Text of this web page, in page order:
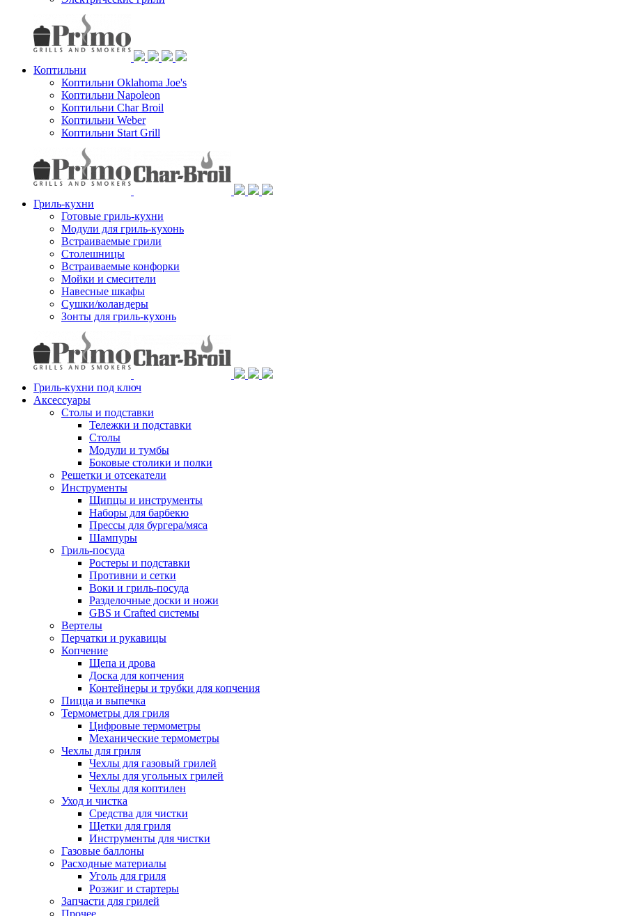
Коптильни
Коптильни Oklahoma Joe's
Коптильни Napoleon
Коптильни Char Broil
Коптильни Weber
Коптильни Start Grill
Гриль-кухни
Готовые гриль-кухни
Модули для гриль-кухонь
Встраиваемые грили
Столешницы
Встраиваемые конфорки
Мойки и смесители
Навесные шкафы
Сушки/коландеры
Зонты для гриль-кухонь
Гриль-кухни под ключ
Аксессуары
Столы и подставки
Тележки и подставки
Столы
Модули и тумбы
Боковые столики и полки
Решетки и отсекатели
Инструменты
Щипцы и инструменты
Наборы для барбекю
Прессы для бургера/мяса
Шампуры
Гриль-посуда
Ростеры и подставки
Противни и сетки
Воки и гриль-посуда
Разделочные доски и ножи
GBS и Crafted системы
Вертелы
Перчатки и рукавицы
Копчение
Щепа и дрова
Доска для копчения
Контейнеры и трубки для копчения
Пицца и выпечка
Термометры для гриля
Цифровые термометры
Механические термометры
Чехлы для гриля
Чехлы для газовый грилей
Чехлы для угольных грилей
Чехлы для коптилен
Уход и чистка
Средства для чистки
Щетки для гриля
Инструменты для чистки
Газовые баллоны
Расходные материалы
Уголь для гриля
Розжиг и стартеры
Запчасти для грилей
Прочее